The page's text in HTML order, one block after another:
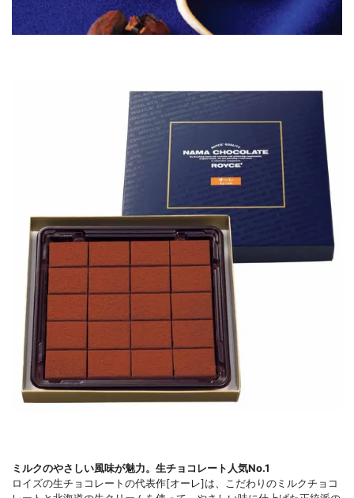
ミルクのやさしい風味が魅力。生チョコレート人気No.1
ロイズの生チョコレートの代表作[オーレ]は、こだわりのミルクチョコ